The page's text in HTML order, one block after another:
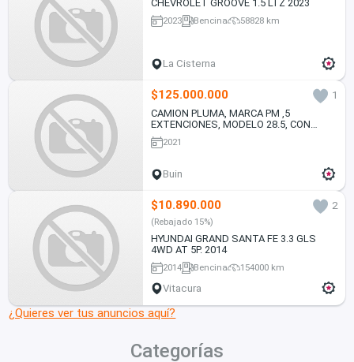
CHEVROLET GROOVE 1.5 LTZ 2023
2023 Bencina 58828 km
La Cisterna
$125.000.000
1
CAMION PLUMA, MARCA PM ,5
EXTENCIONES, MODELO 28.5, CON
JOYSTICK MARCA VOLVO MODELO
VM330 AÑO 2021
2021
Buin
$10.890.000 2
(Rebajado 15%)
HYUNDAI GRAND SANTA FE 3.3 GLS
4WD AT 5P. 2014
2014 Bencina 154000 km
Vitacura
¿Quieres ver tus anuncios aquí?
Categorías